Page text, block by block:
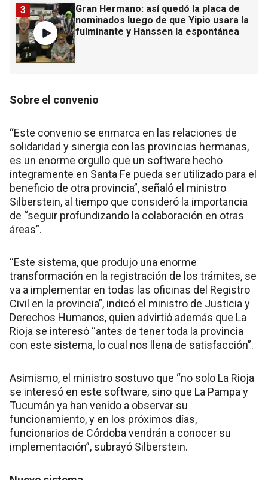
Gran Hermano: así quedó la placa de
nominados luego de que Yipio usara la
fulminante y Hanssen la espontánea
3
Sobre el convenio
“Este convenio se enmarca en las relaciones de
solidaridad y sinergia con las provincias hermanas,
es un enorme orgullo que un software hecho
íntegramente en Santa Fe pueda ser utilizado para el
beneficio de otra provincia”, señaló el ministro
Silberstein, al tiempo que consideró la importancia
de “seguir profundizando la colaboración en otras
áreas”.
“Este sistema, que produjo una enorme
transformación en la registración de los trámites, se
va a implementar en todas las oficinas del Registro
Civil en la provincia”, indicó el ministro de Justicia y
Derechos Humanos, quien advirtió además que La
Rioja se interesó “antes de tener toda la provincia
con este sistema, lo cual nos llena de satisfacción”.
Asimismo, el ministro sostuvo que “no solo La Rioja
se interesó en este software, sino que La Pampa y
Tucumán ya han venido a observar su
funcionamiento, y en los próximos días,
funcionarios de Córdoba vendrán a conocer su
implementación”, subrayó Silberstein.